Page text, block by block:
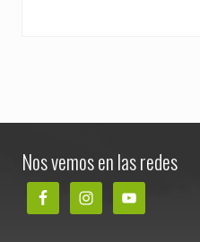
Nos vemos en las redes